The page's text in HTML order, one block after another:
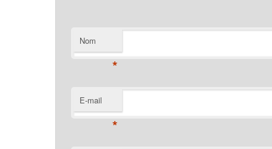
Nom
*
E-mail
*